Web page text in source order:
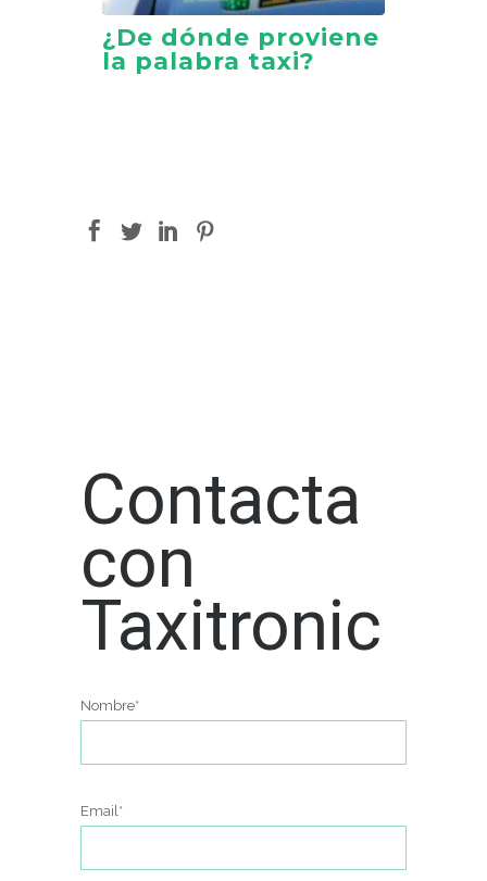
¿De dónde proviene
la palabra taxi?
Contacta
con
Taxitronic
Nombre*
Email*